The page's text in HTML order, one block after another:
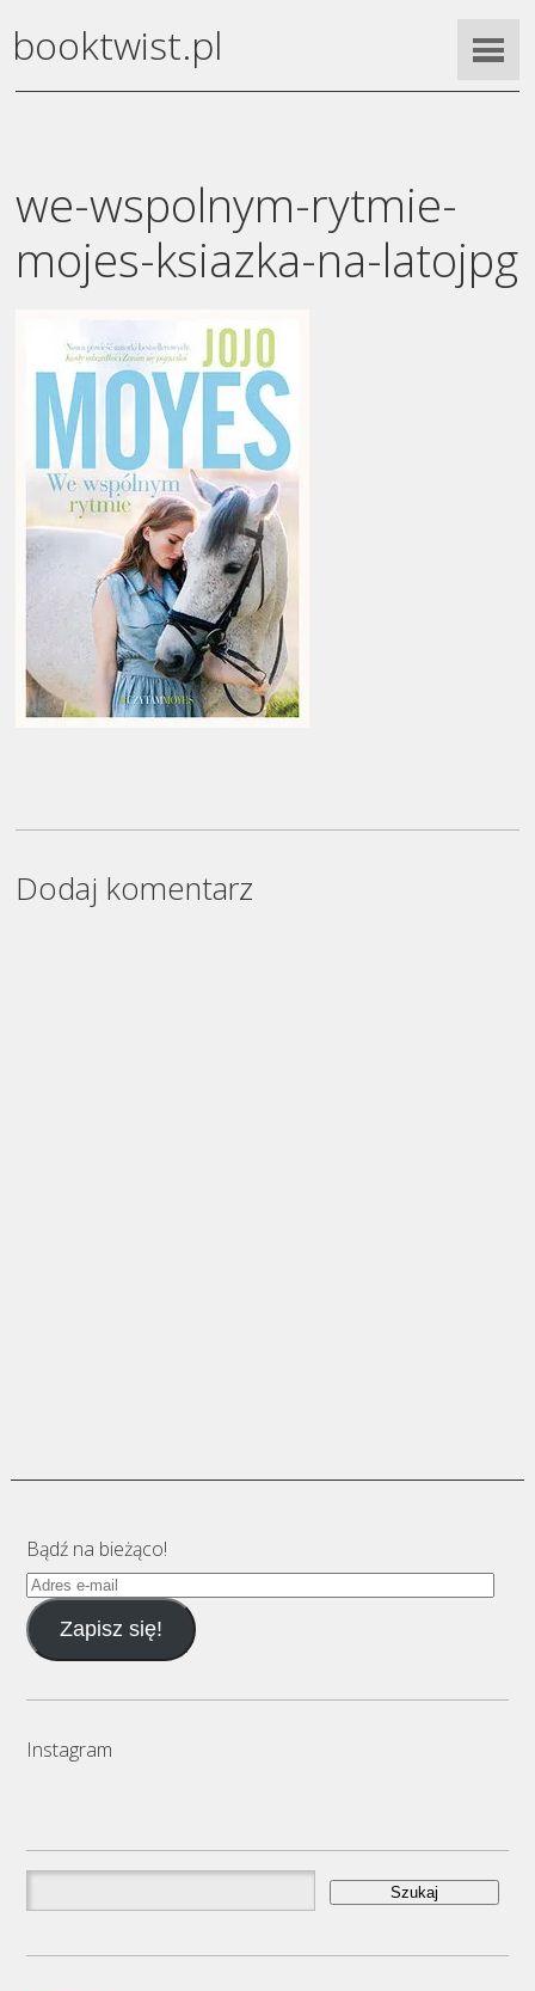
booktwist.pl
we-wspolnym-rytmie-
mojes-ksiazka-na-latojpg
Dodaj komentarz
Bądź na bieżąco!
Adres
e-
mailZapisz się!
Instagram
Szukaj: